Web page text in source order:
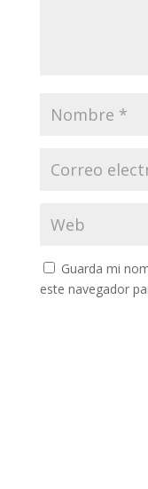
Guarda mi
este navegador